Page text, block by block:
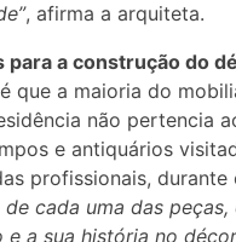
, afirma a arquiteta.
para a construção do
que a maioria do
não pertencia
e antiquários
profissionais,
cada uma das peças,
a sua história no